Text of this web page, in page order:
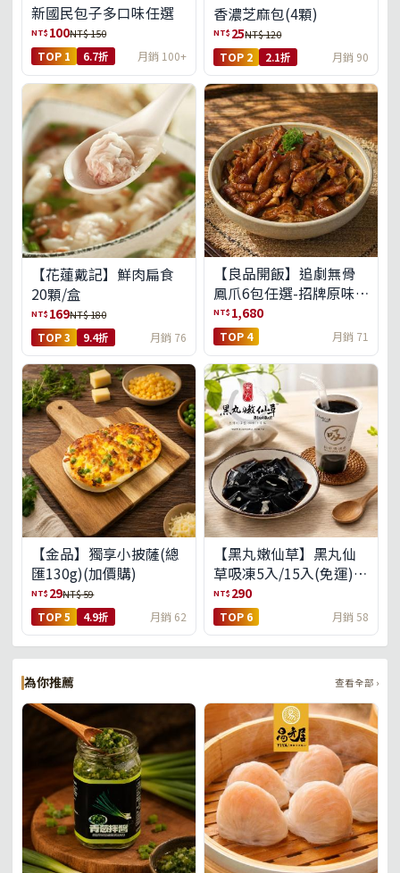
新國民包子多口味任選
NT$ 100NT$ 150
TOP 1 6.7折 月銷 100+
香濃芝麻包(4顆)
NT$ 25NT$ 120
TOP 2 2.1折 月銷 90
【花蓮戴記】鮮肉扁食
20顆/盒
NT$ 169NT$ 180
TOP 3 9.4折 月銷 76
【良品開飯】追劇無骨
鳳爪6包任選-招牌原味/
濃濃蒜香/過癮麻辣(免運
組)
NT$ 1,680
TOP 4 月銷 71
【金品】獨享小披薩(總
匯130g)(加價購)
NT$ 29NT$ 59
TOP 5 4.9折 月銷 62
【黑丸嫩仙草】黑丸仙
草吸凍5入/15入(免運)
(預購中8/14出貨)
NT$ 290
TOP 6 月銷 58
為你推薦 查看全部 ›